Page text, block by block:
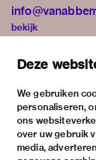
Deze
We gebruiken
personaliseren,
ons
over uw gebruik
media,
bekijk
activiteiten
praktische
over
het museum
de collectie